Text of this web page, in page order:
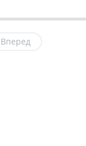
Вперед